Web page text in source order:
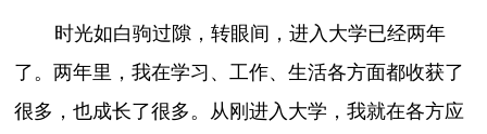
时光如白驹过隙，转眼间，进入大学已经两年
了。两年里，我在学习、工作、生活各方面都收获了
很多，也成长了很多。从刚进入大学，我就在各方应